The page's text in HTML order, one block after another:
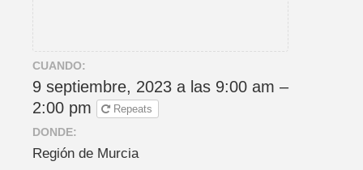
CUANDO:
9 septiembre, 2023 a las 9:00 am –
2:00 pm
Repeats
DONDE:
Región de Murcia